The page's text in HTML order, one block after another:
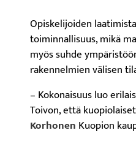
Opiskelijoiden
toiminnallisuus, mikä
myös suhde
rakennelmien välisen
– Kokonaisuus luo
Toivon, että
Korhonen Kuopion